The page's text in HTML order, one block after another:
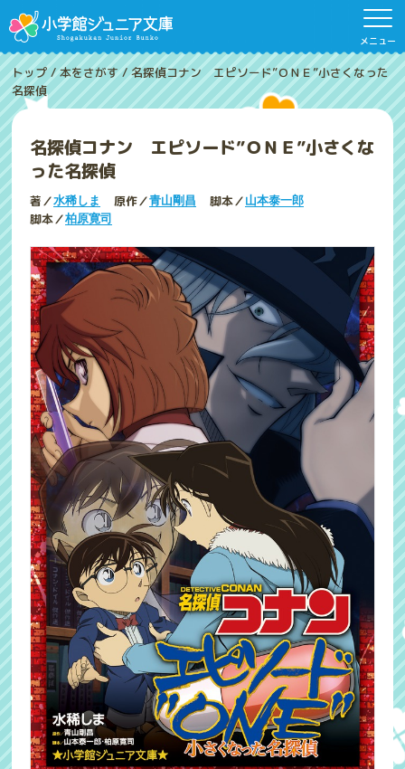
メニュー
トップ /本をさがす /名探偵コナン エピソード”ＯＮＥ”小さくなった
名探偵
名探偵コナン エピソード”ＯＮＥ”小さくな
った名探偵
著／水稀しま 原作／青山剛昌 脚本／ 山本泰一郎
脚本／柏原寛司